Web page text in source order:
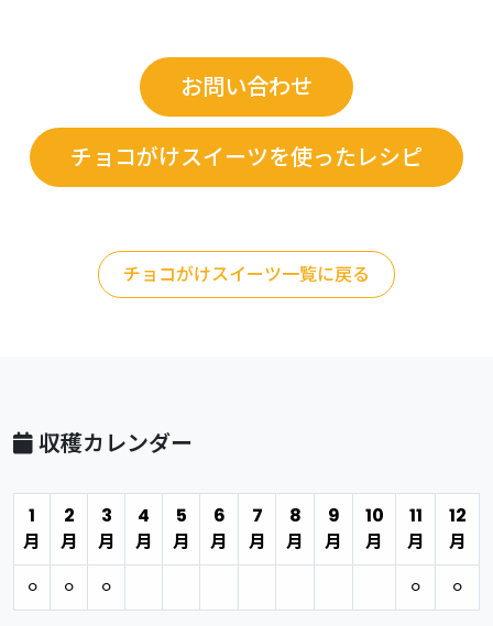
お問い合わせ
チョコがけスイーツを使ったレシピ
チョコがけスイーツ一覧に戻る
収穫カレンダー
1
月
2
月
3
月
4
月
5
月
6
月
7
月
8
月
9
月
10
月
11
月
12
月
⚪︎
⚪︎ ⚪︎ ⚪︎ ⚪︎